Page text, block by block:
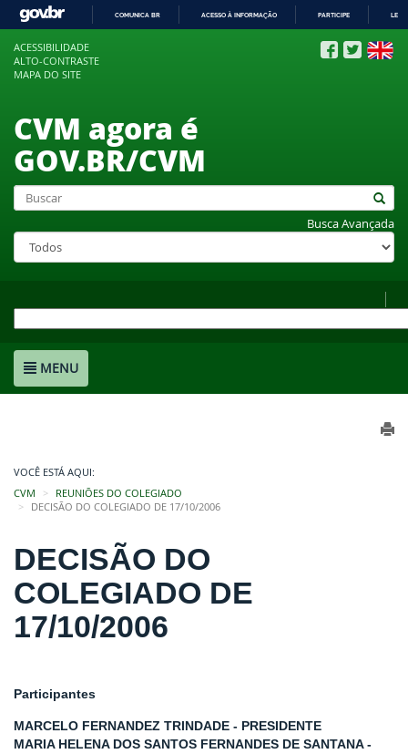
COMUNICA BR ACESSO À INFORMAÇÃO PARTICIPE
ACESSIBILIDADE
ALTO-CONTRASTE
MAPA DO SITE
CVM agora é
GOV.BR/CVM
Busca Avançada
MENU
VOCÊ ESTÁ AQUI:
CVM
REUNIÕES DO COLEGIADO
DECISÃO DO COLEGIADO DE 17/10/2006
DECISÃO DO
COLEGIADO DE
17/10/2006
Participantes
MARCELO FERNANDEZ TRINDADE - PRESIDENTE
MARIA HELENA DOS SANTOS FERNANDES DE SANTANA -